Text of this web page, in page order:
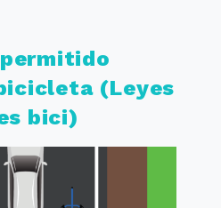
(Leyes
bici)